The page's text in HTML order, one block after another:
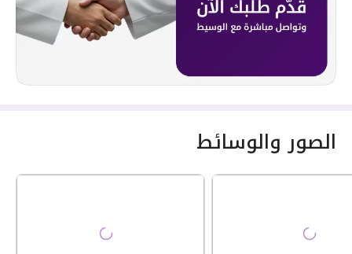
الصور والوسائط